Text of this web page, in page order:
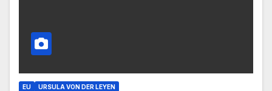
EU URSULA VON DER LEYEN